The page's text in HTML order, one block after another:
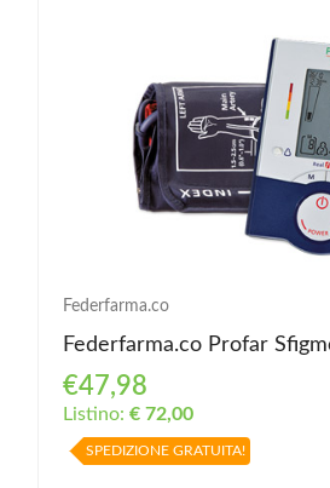
Federfarma.co
Federfarma.co Profar
€47,98
Listino: € 72,00
SPEDIZIONE GRATUITA!